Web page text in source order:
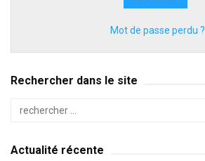
Mot de passe perdu ?
Rechercher dans le site
Actualité récente